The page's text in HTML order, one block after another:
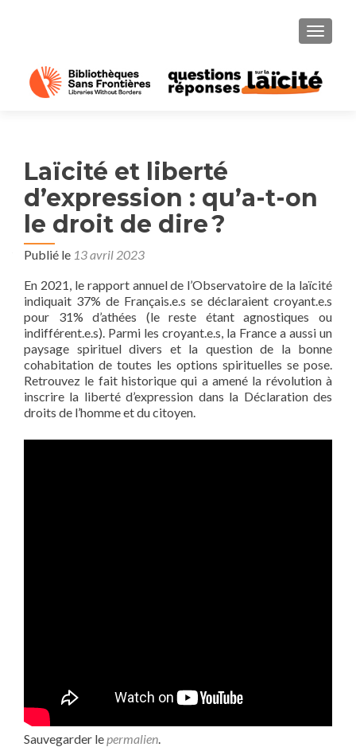
Laïcité et liberté
d’expression : qu’a-t-on
le droit de dire ?
Publié le 13 avril 2023
En 2021, le rapport annuel de l’Observatoire de la laïcité
indiquait 37% de Français.e.s se déclaraient croyant.e.s
pour 31% d’athées (le reste étant agnostiques ou
indifférent.e.s). Parmi les croyant.e.s, la France a aussi un
paysage spirituel divers et la question de la bonne
cohabitation de toutes les options spirituelles se pose.
Retrouvez le fait historique qui a amené la révolution à
inscrire la liberté d’expression dans la Déclaration des
droits de l’homme et du citoyen.
Sauvegarder lepermalien.